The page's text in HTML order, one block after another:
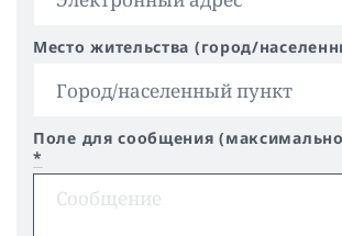
Место жительства (город/
Поле для сообщения
*